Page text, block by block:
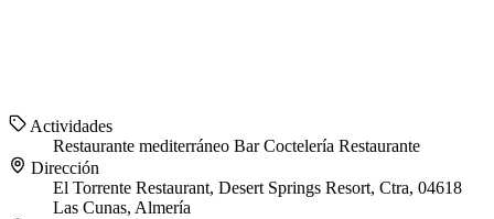
Actividades
Restaurante mediterráneo BarCoctelería Restaurante
Dirección
El Torrente Restaurant, Desert Springs Resort, Ctra, 04618
Las Cunas, Almería